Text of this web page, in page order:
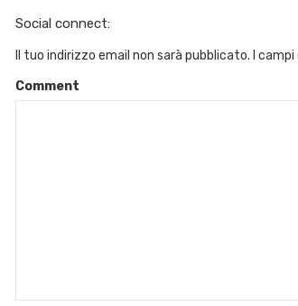
Social connect:
Il tuo indirizzo email non sarà pubblicato. I
Comment